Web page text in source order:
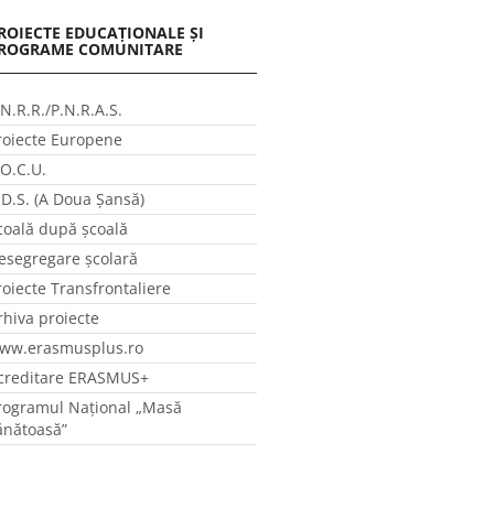
EDUCAȚIONALE ȘI
COMUNITARE
P.N.R.A.S.
Europene
(A Doua Șansă)
după școală
școlară
Transfrontaliere
proiecte
ERASMUS+
Național „Masă